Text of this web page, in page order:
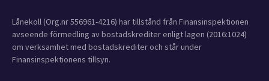
Lånekoll (Org.nr 556961-4216) har tillstånd från Finansinspektionen
avseende förmedling av bostadskrediter enligt lagen (2016:1024)
om verksamhet med bostadskrediter och står under
Finansinspektionens tillsyn.